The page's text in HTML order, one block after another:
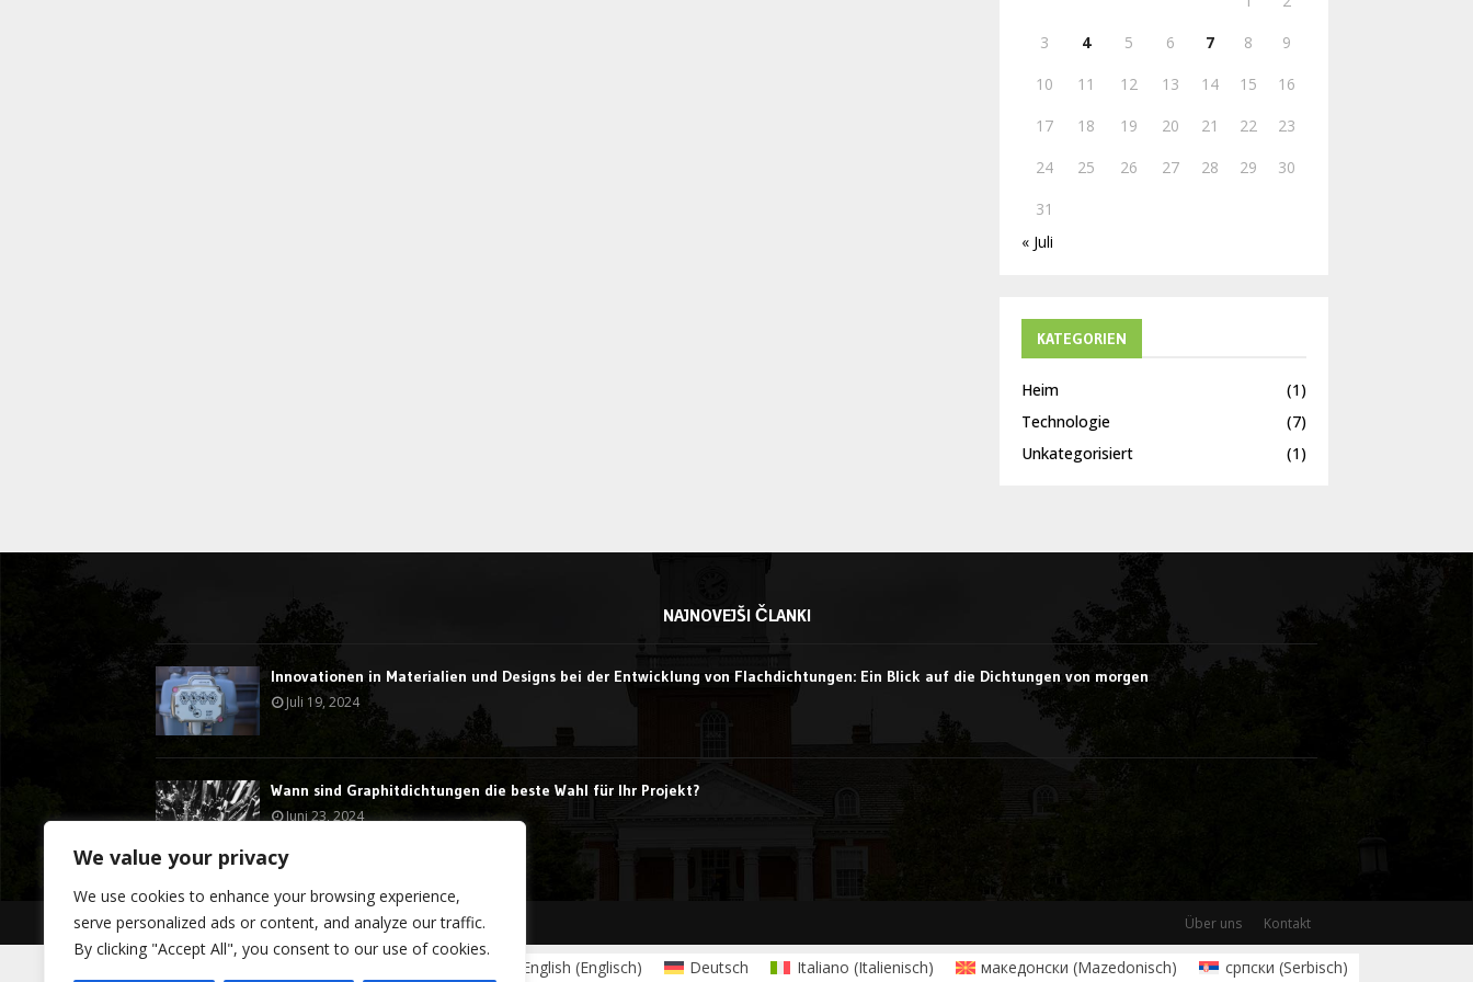
We value your privacy
We use cookies to enhance your browsing experience,
serve personalized ads or content, and analyze our traffic.
By clicking "Accept All", you consent to our use of cookies.
H
3
4 5 6 7 8
9
10
11 12 13 14 15
16
17
18 19 20 21 22
23
24
25 26 27 28 29
30
31
« Juli
KATEGORIEN
Heim
(1)
Technologie
(7)
Unkategorisiert
(1)
NAJNOVEJŠI ČLANKI
Innovationen in Materialien und Designs bei der Entwicklung von Flachdichtungen: Ein Blick auf die Dichtungen von morgen
Juli 19, 2024
Wann sind Graphitdichtungen die beste Wahl für Ihr Projekt?
Juni 23, 2024
@2023 - stormdragon.us. All Right Reserved. Über uns Kontakt
English (Englisch) Deutsch Italiano (Italienisch) македонски (Mazedonisch) српски (Serbisch)